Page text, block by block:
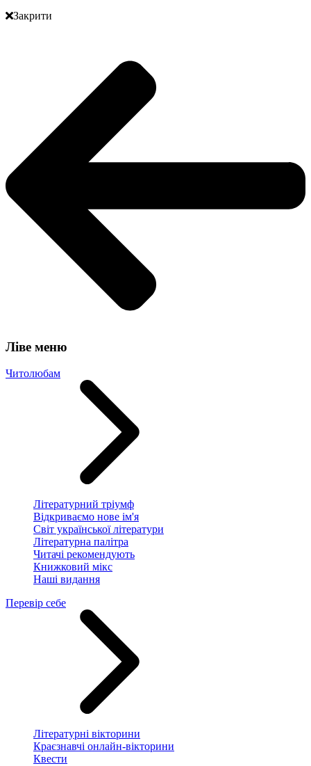
Закрити
Ліве меню
Читолюбам
Літературний тріумф
Відкриваємо нове ім'я
Світ української літератури
Літературна палітра
Читачі рекомендують
Книжковий мікс
Наші видання
Перевір себе
Літературні вікторини
Краєзнавчі онлайн-вікторини
Квести